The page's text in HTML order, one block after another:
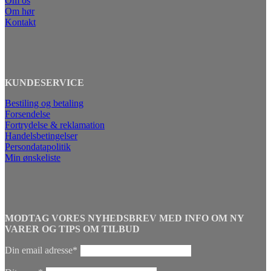
Om hør
Kontakt
KUNDESERVICE
Bestiling og betaling
Forsendelse
Fortrydelse & reklamation
Handelsbetingelser
Persondatapolitik
Min ønskeliste
MODTAG VORES NYHEDSBREV MED INFO OM NY
VARER OG TIPS OM TILBUD
Din email adresse*